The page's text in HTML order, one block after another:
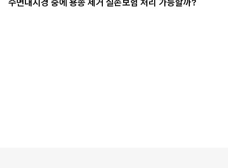
수면내시경 중에 용종 제거 실손보험 처리 가능할까?